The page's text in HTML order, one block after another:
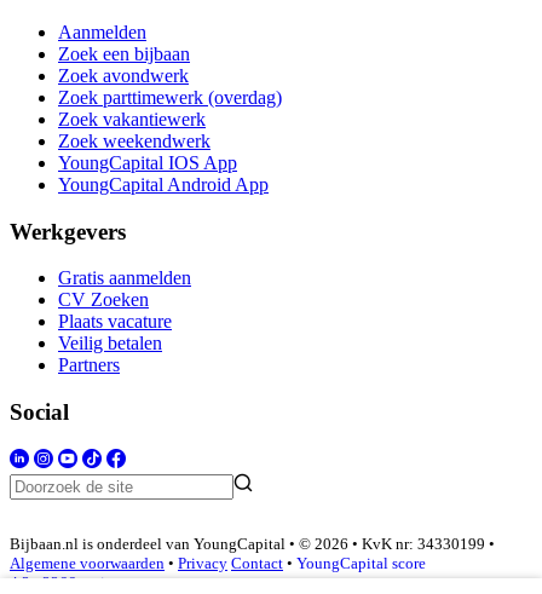
Aanmelden
Zoek een bijbaan
Zoek avondwerk
Zoek parttimewerk (overdag)
Zoek vakantiewerk
Zoek weekendwerk
YoungCapital IOS App
YoungCapital Android App
Werkgevers
Gratis aanmelden
CV Zoeken
Plaats vacature
Veilig betalen
Partners
Social
Bijbaan.nl is onderdeel van YoungCapital • © 2026 • KvK nr: 34330199 •
Algemene voorwaarden • Privacy Contact • YoungCapital score
4.3 - 3366 reviews